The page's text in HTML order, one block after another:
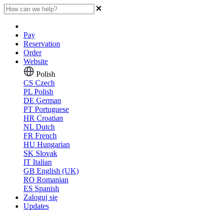
Pay
Reservation
Order
Website
Polish
CS Czech
PL Polish
DE German
PT Portuguese
HR Croatian
NL Dutch
FR French
HU Hungarian
SK Slovak
IT Italian
GB English (UK)
RO Romanian
ES Spanish
Zaloguj się
Updates